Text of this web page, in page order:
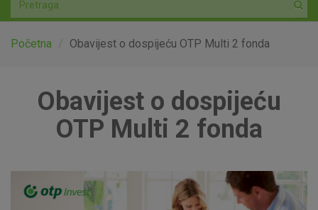
Agro
Mala poduzeća i obrtnici
Globalna tržišta
O nama
Početna Obavijest o dospijeću OTP Multi 2 fonda
Obavijest o dospijeću
OTP Multi 2 fonda